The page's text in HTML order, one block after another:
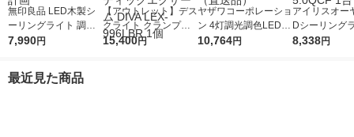
無印良品 LED木製シ
ーリングライト 調光
調色機能付 6畳 ナチ
7,990円
【アウトレット】デス
クライト クランプ型
スワン電器 ブラウン
15,400円
ヤザワコーポレーショ
ン 4灯調光調色LEDシ
ーリングライトホワイ
10,764円
アイリスオー
Dシーリング
2畳 調光調色
8,338円
最近見た商品